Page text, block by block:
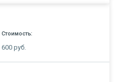
Стоимость:
600 руб.